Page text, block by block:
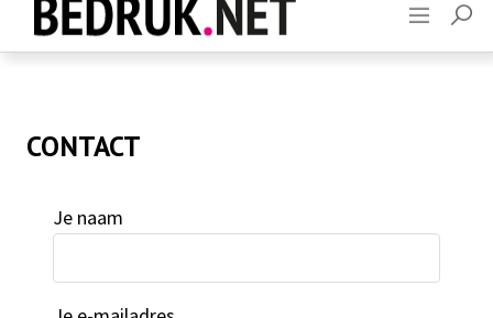
Contact
CONTACT
Je naam